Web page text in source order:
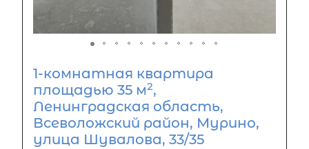
1-комнатная квартира
площадью 35 м2,
Ленинградская область,
Всеволожский район, Мурино,
улица Шувалова, 33/35